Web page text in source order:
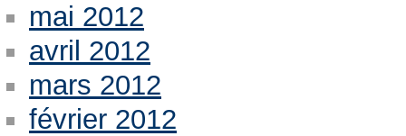
mai 2012
avril 2012
mars 2012
février 2012